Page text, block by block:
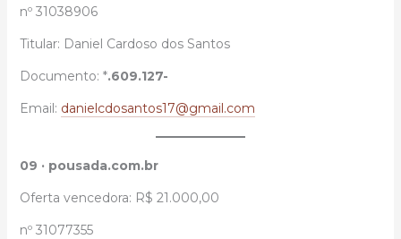
nº 31038906
Titular: Daniel Cardoso dos Santos
Documento: *.609.127-
Email: danielcdosantos17@gmail.com
09 · pousada.com.br
Oferta vencedora: R$ 21.000,00
nº 31077355